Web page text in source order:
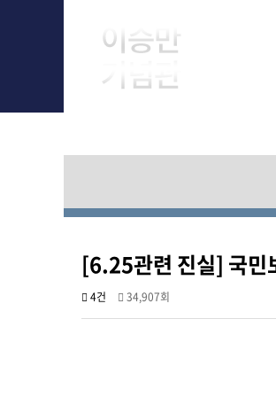
[6.25관련 진실] 국민
4건 34,907회